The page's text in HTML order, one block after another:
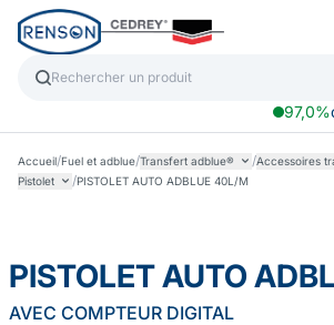
97,0%
Accueil/Fuel et adblue/Transfert adblue® /Accessoires
Pistolet /PISTOLET AUTO ADBLUE 40L/M
PISTOLET AUTO
AVEC COMPTEUR DIGITAL